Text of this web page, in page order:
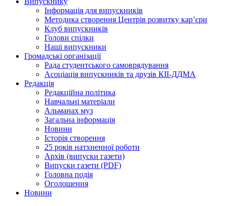
Інформація для випускників
Методика створення Центрів розвитку кар’єри
Клуб випускників
Голови спілки
Наші випускники
Громадські організації
Рада студентського самоврядування
Асоціація випускників та друзів КІІ-ДДМА
Редакція
Редакційна політика
Навчальні матеріали
Альманах муз
Загальна інформація
Новини
Історія створення
25 років натхненної роботи
Архів (випуски газети)
Випуски газети (PDF)
Головна подія
Оголошення
Новини